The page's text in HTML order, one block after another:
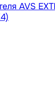
AVS